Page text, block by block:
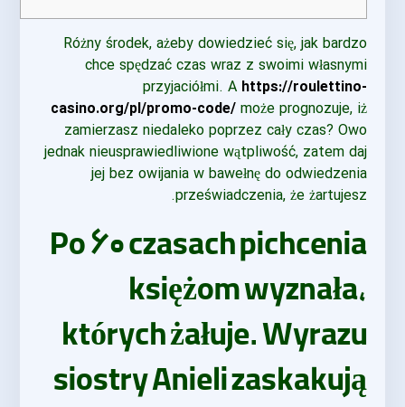
Różny środek, ażeby dowiedzieć się, jak bardzo
chce spędzać czas wraz z swoimi własnymi
przyjaciółmi. A https://roulettino-
casino.org/pl/promo-code/może prognozuje, iż
zamierzasz niedaleko poprzez cały czas? Owo
jednak nieusprawiedliwione wątpliwość, zatem daj
jej bez owijania w bawełnę do odwiedzenia
przeświadczenia, że ​​żartujesz.
Po ۶۰ czasach pichcenia
księżom wyznała,
których żałuje.Wyrazu
siostry Anieli zaskakują